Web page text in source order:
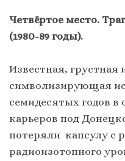
Четвёртое место.
(1980-89 годы).
Известная, грустная
символизирующая
семидесятых годов
карьеров под
потеряли капсулу с
радиоизотопного